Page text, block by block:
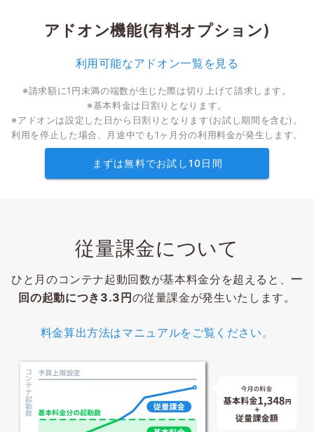
アドオン機能(有料オプション)
利用可能なアドオン一覧を見る
※請求額に1円未満の端数が生じた際は切り上げて請求します。
※基本料金は日割りとなります。
※アドオンは設定した日から日割りとなります(お試し期間を含む)。
利用を停止した場合、月途中でも1ヶ月分の利用料金が発生します。
まずは無料でお試し10日間
従量課金について
ひと月のコンテナ起動回数が基本料金分を超えると、一
回の起動につき3.3円 の従量課金が発生いたします。
料金算出方法はマニュアルをご覧ください。